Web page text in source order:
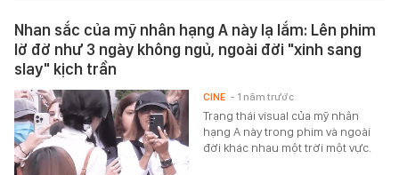
Nhan sắc của mỹ nhân hạng A này lạ lắm: Lên phim
lờ đờ như 3 ngày không ngủ, ngoài đời "xinh sang
slay" kịch trần
Trạng thái visual của mỹ nhân
hạng A này trong phim và ngoài
đời khác nhau một trời một vực.
CINE - 1 năm trước